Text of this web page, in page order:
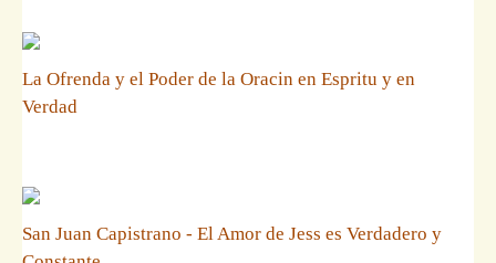
La Ofrenda y el Poder de la Oracin en Espritu y en
Verdad
San Juan Capistrano - El Amor de Jess es Verdadero y